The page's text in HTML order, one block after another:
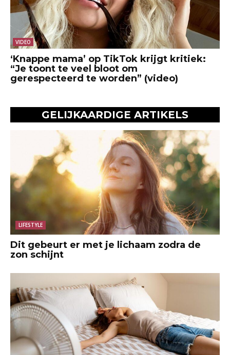
VIDEO
‘Knappe mama’ op TikTok krijgt kritiek:
“Je toont te veel bloot om
gerespecteerd te worden” (video)
GELIJKAARDIGE ARTIKELS
LIFESTYLE
Dit gebeurt er met je lichaam zodra de
zon schijnt